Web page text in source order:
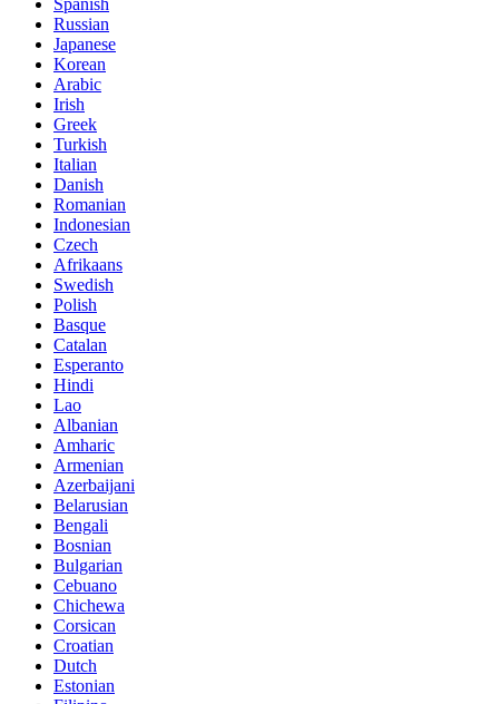
Spanish
Russian
Japanese
Korean
Arabic
Irish
Greek
Turkish
Italian
Danish
Romanian
Indonesian
Czech
Afrikaans
Swedish
Polish
Basque
Catalan
Esperanto
Hindi
Lao
Albanian
Amharic
Armenian
Azerbaijani
Belarusian
Bengali
Bosnian
Bulgarian
Cebuano
Chichewa
Corsican
Croatian
Dutch
Estonian